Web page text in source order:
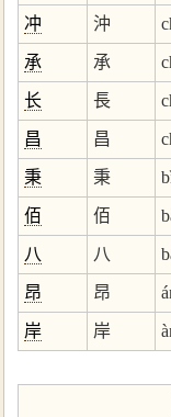
冲 沖
承 承
长 長
昌 昌
秉 秉
佰 佰
八 八
昂 昂
岸 岸